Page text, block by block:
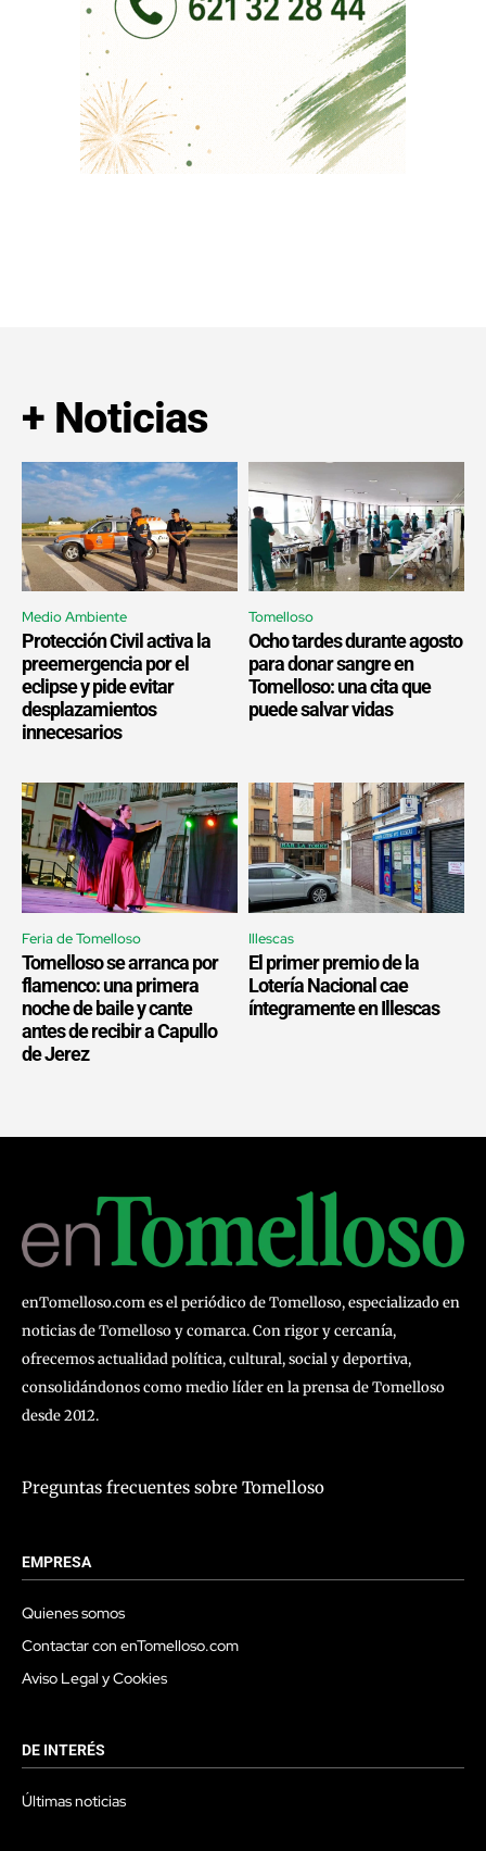
+ Noticias
Medio Ambiente
Protección Civil activa la
preemergencia por el
eclipse y pide evitar
desplazamientos
innecesarios
Tomelloso
Ocho tardes durante agosto
para donar sangre en
Tomelloso: una cita que
puede salvar vidas
Feria de Tomelloso
Tomelloso se arranca por
flamenco: una primera
noche de baile y cante
antes de recibir a Capullo
de Jerez
Illescas
El primer premio de la
Lotería Nacional cae
íntegramente en Illescas
enTomelloso.com es el periódico de Tomelloso, especializado en
noticias de Tomelloso y comarca. Con rigor y cercanía,
ofrecemos actualidad política, cultural, social y deportiva,
consolidándonos como medio líder en la prensa de Tomelloso
desde 2012.
Preguntas frecuentes sobre Tomelloso
EMPRESA
Quienes somos
Contactar con enTomelloso.com
Aviso Legal y Cookies
DE INTERÉS
Últimas noticias